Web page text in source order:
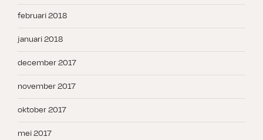
februari 2018
januari 2018
december 2017
november 2017
oktober 2017
mei 2017